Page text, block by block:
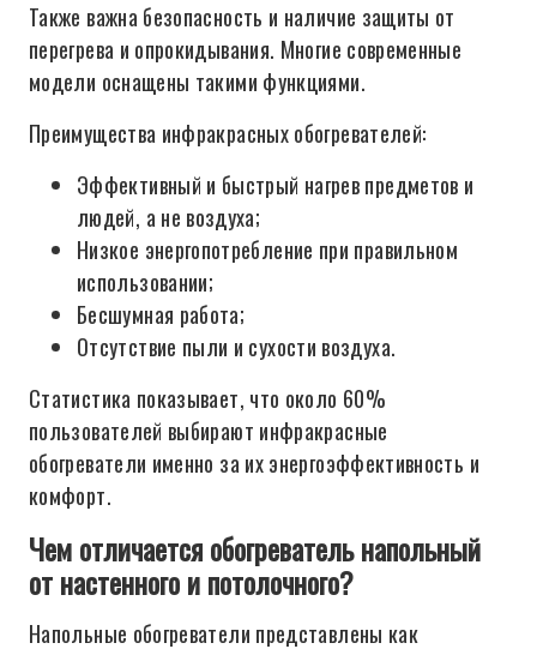
Также важна безопасность и наличие защиты от
перегрева и опрокидывания. Многие современные
модели оснащены такими функциями.
Преимущества инфракрасных обогревателей:
Эффективный и быстрый нагрев предметов и
людей, а не воздуха;
Низкое энергопотребление при правильном
использовании;
Бесшумная работа;
Отсутствие пыли и сухости воздуха.
Статистика показывает, что около 60%
пользователей выбирают инфракрасные
обогреватели именно за их энергоэффективность и
комфорт.
Чем отличается обогреватель напольный
от настенного и потолочного?
Напольные обогреватели представлены как